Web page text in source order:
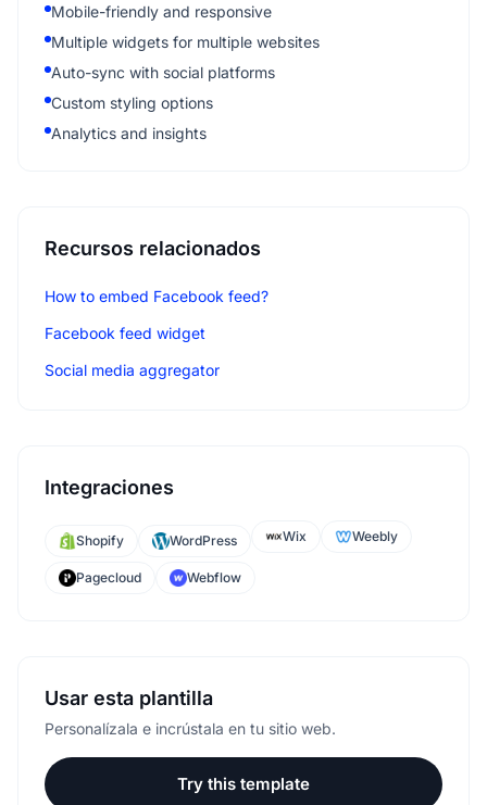
Mobile-friendly and responsive
Multiple widgets for multiple websites
Auto-sync with social platforms
Custom styling options
Analytics and insights
Recursos relacionados
How to embed Facebook feed?
Facebook feed widget
Social media aggregator
Integraciones
Shopify WordPress Wix Weebly
Pagecloud Webflow
Usar esta plantilla
Personalízala e incrústala en tu sitio web.
Try this template